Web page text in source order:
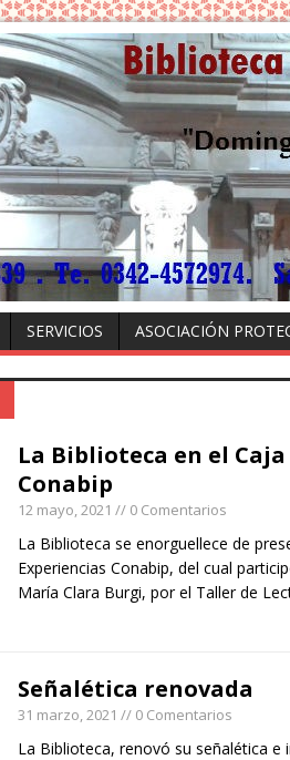
SERVICIOS ASOCIACIÓN
La Biblioteca en el
Conabip
12 mayo, 2021 // 0 Comentarios
La Biblioteca se enorguellece de
Experiencias Conabip, del cual
María Clara Burgi, por el Taller de
Señalética renovada
31 marzo, 2021 // 0 Comentarios
La Biblioteca, renovó su señalética e